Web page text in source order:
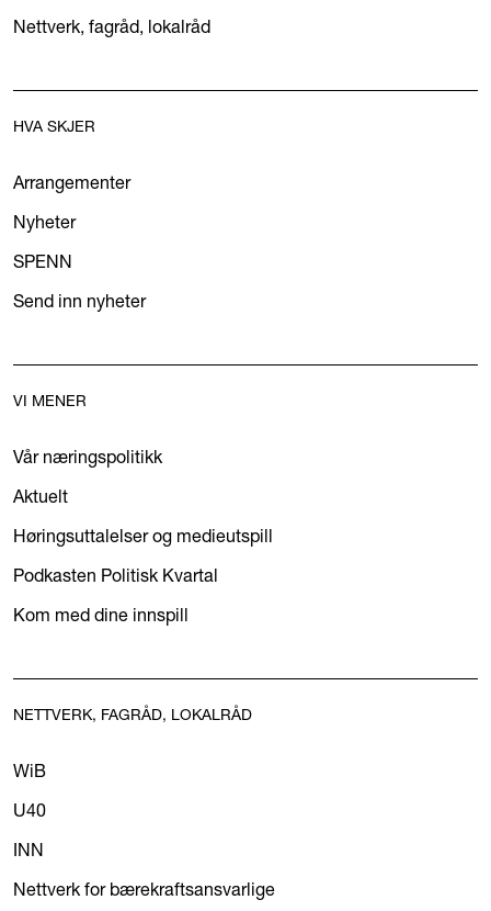
Nettverk, fagråd, lokalråd
HVA SKJER
Arrangementer
Nyheter
SPENN
Send inn nyheter
VI MENER
Vår næringspolitikk
Aktuelt
Høringsuttalelser og medieutspill
Podkasten Politisk Kvartal
Kom med dine innspill
NETTVERK, FAGRÅD, LOKALRÅD
WiB
U40
INN
Nettverk for bærekraftsansvarlige